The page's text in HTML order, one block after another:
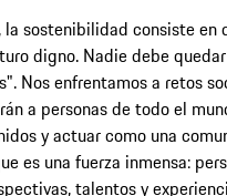
la sostenibilidad consiste en
digno. Nadie debe
Nos enfrentamos a retos
a personas de todo el
y actuar como una
es una fuerza inmensa:
talentos y